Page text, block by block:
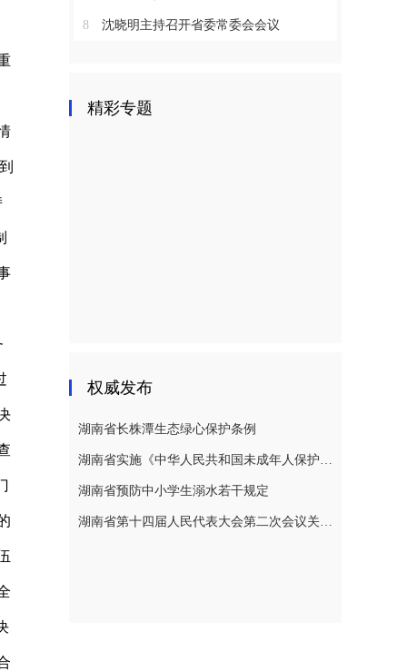
8 沈晓明主持召开省委常委会会议
精彩专题
权威发布
湖南省长株潭生态绿心保护条例
湖南省实施《中华人民共和国未成年人保护法》若干规定
湖南省预防中小学生溺水若干规定
湖南省第十四届人民代表大会第二次会议关于湖南省人民代表大会常务委员会工作报告的决议